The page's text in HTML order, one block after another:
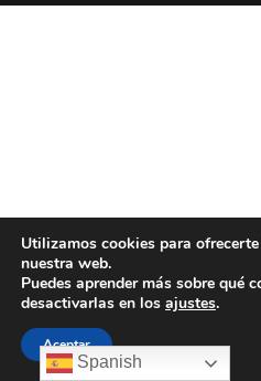
Spanish
Utilizamos cookies para
nuestra web.
Puedes aprender más sobre qué
desactivarlas en los ajustes.
Aceptar